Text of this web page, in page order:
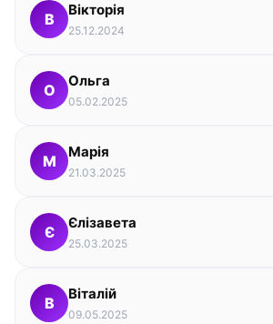
В
Вікторія
25.12.2024
О
Ольга
05.02.2025
М
Марія
21.03.2025
Є
Єлізавета
25.03.2025
В
Віталій
09.05.2025